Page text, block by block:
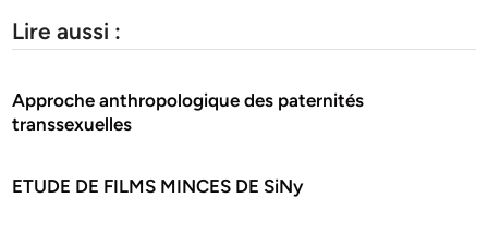
Lire aussi :
Approche anthropologique des paternités
transsexuelles
ETUDE DE FILMS MINCES DE SiNy